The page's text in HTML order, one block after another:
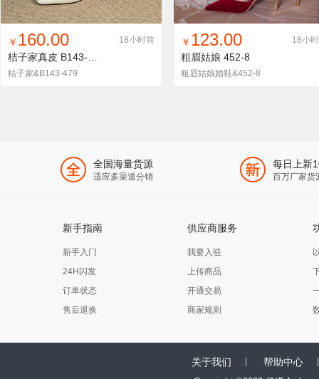
找同款 加入铺货单 收藏
￥ 160.00 18小时前
桔子家真皮 B143-479
桔子家&B143-479
找同款 加入铺货单 收藏
￥ 123.00 18小
粗眉姑娘 452-8
粗眉姑娘婚鞋&452-8
全国海量货源
适应多渠道分销
每日上新
百万厂家货
新手指南
新手入门
24H闪发
订单状态
售后退换
供应商服务
我要入驻
上传商品
开通交易
商家规则
关于我们 帮助中心